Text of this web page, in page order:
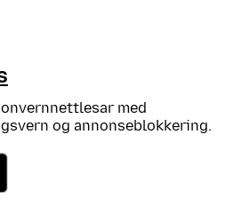
med
og annonseblokkering.